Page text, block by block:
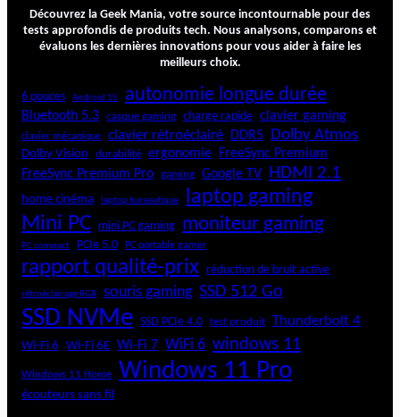
p
i
r
1
4
2
-
e
-
1
(
7
4
4
0
Découvrez la Geek Mania, votre source incontournable pour des
tests approfondis de produits tech. Nous analysons, comparons et
évaluons les dernières innovations pour vous aider à faire les
meilleurs choix.
6 pouces Android 15 autonomie longue durée
Bluetooth 5.3 casque gaming charge rapide clavier gaming
clavier mécanique clavier rétroéclairé DDR5 Dolby Atmos
Dolby Vision durabilité ergonomie
FreeSync Premium
FreeSync Premium Pro
gaming Google TV HDMI 2.1
home cinéma laptop bureautique laptop gaming
Mini PC mini PC gaming moniteur gaming
PC compact PCIe 5.0 PC portable gamer
rapport qualité-prix réduction de bruit active
rétroéclairage RGB souris gaming SSD 512 Go
SSD NVMe SSD PCIe 4.0 test produit Thunderbolt 4
Wi-Fi 6 Wi-Fi 6E Wi-Fi 7 WiFi 6 windows 11
Windows 11 Home Windows 11 Pro
écouteurs sans fil